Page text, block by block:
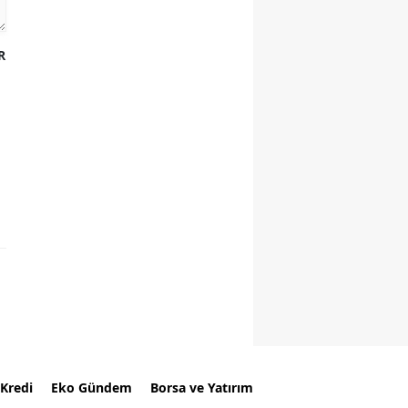
Kredi Eko Gündem Borsa ve Yatırım